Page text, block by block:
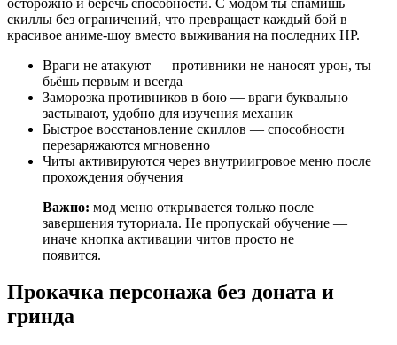
скиллы без ограничений, что превращает каждый бой в
красивое аниме-шоу вместо выживания на последних HP.
Враги не атакуют — противники не наносят урон, ты
бьёшь первым и всегда
Заморозка противников в бою — враги буквально
застывают, удобно для изучения механик
Быстрое восстановление скиллов — способности
перезаряжаются мгновенно
Читы активируются через внутриигровое меню после
прохождения обучения
Важно: мод меню открывается только после
завершения туториала. Не пропускай обучение —
иначе кнопка активации читов просто не
появится.
Прокачка персонажа без доната и
гринда